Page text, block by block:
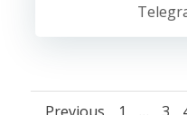
Page